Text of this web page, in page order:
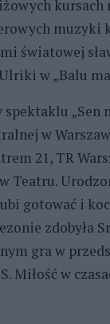
muzyki
światowej
w „Balu
spektaklu „Sen
w
21, TR
Teatru.
gotować i
zdobyła
gra w
Miłość w